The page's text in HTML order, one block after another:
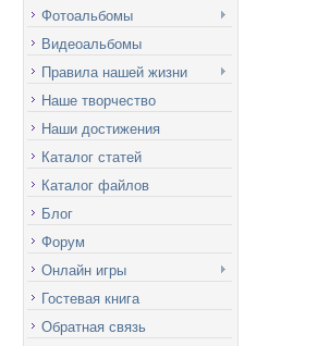
Фотоальбомы
Видеоальбомы
Правила нашей жизни
Наше творчество
Наши достижения
Каталог статей
Каталог файлов
Блог
Форум
Онлайн игры
Гостевая книга
Обратная связь